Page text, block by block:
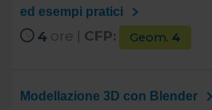
ed esempi pratici
4 ore | CFP: Geom. 4
Modellazione 3D con Blender